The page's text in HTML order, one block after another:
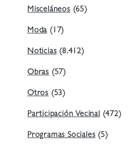
Misceláneos(65)
Moda(17)
Noticias(8.412)
Obras (57)
Otros (53)
Participación Vecinal(472)
Programas Sociales(5)